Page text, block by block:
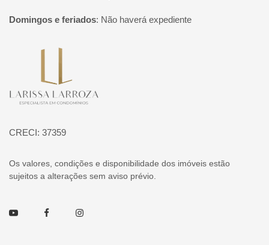
Domingos e feriados: Não haverá expediente
CRECI: 37359
Os valores, condições e disponibilidade dos imóveis estão
sujeitos a alterações sem aviso prévio.
Youtube FacebookInstagram